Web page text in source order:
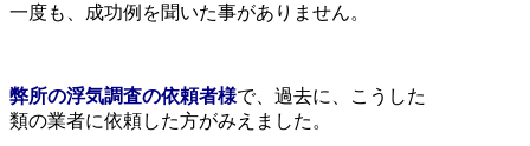
一度も、成功例を聞いた事がありません。
弊所の浮気調査の依頼者様で、過去に、こうした
類の業者に依頼した方がみえました。